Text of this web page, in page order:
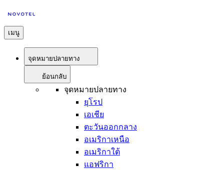
เมนู
จุดหมายปลายทาง
ย้อนกลับ
จุดหมายปลายทาง
ยุโรป
เอเชีย
ตะวันออกกลาง
อเมริกาเหนือ
อเมริกาใต้
แอฟริกา